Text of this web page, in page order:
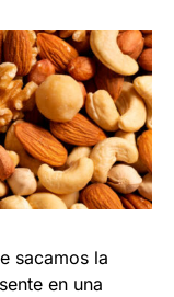
sacamos la
en una